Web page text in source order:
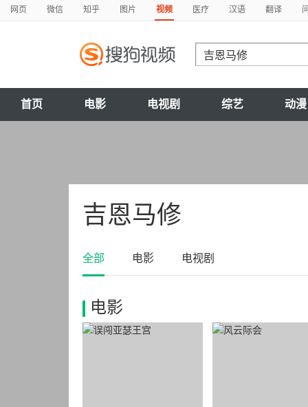
网页 微信 知乎 图片 视频 医疗 汉语 翻译
首页 电影 电视剧 综艺 动漫
吉恩马修
全部 电影 电视剧
电影